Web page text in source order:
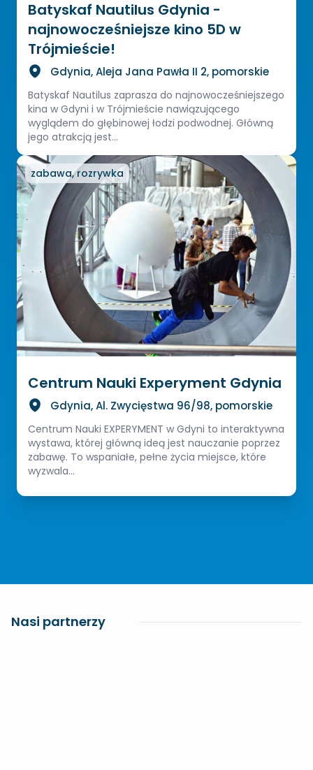
Batyskaf Nautilus Gdynia -
najnowocześniejsze kino 5D w
Trójmieście!
Gdynia, Aleja Jana Pawła II 2, pomorskie
Batyskaf Nautilus zaprasza do najnowocześniejszego
kina w Gdyni i w Trójmieście nawiązującego
wyglądem do głębinowej łodzi podwodnej. Główną
jego atrakcją jest...
zabawa, rozrywka
Centrum Nauki Experyment Gdynia
Gdynia, Al. Zwycięstwa 96/98, pomorskie
Centrum Nauki EXPERYMENT w Gdyni to interaktywna
wystawa, której główną ideą jest nauczanie poprzez
zabawę. To wspaniałe, pełne życia miejsce, które
wyzwala...
Nasi partnerzy